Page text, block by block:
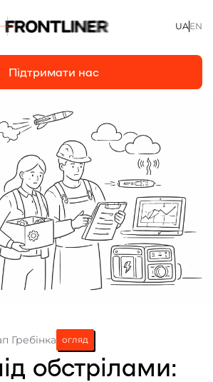
Підтримати нас
UAEN
Підтримати нас
Гребінка огляд
обстрілами: